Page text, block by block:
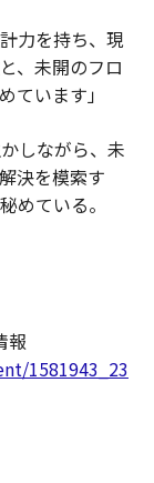
力を持ち、現
、未開のフロ
ています」
しながら、未
決を模索す
めている。
報
1581943_23